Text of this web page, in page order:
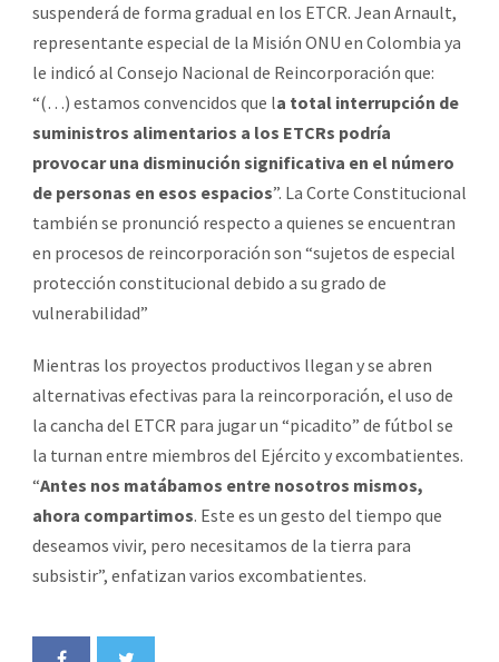
suspenderá de forma gradual en los ETCR. Jean Arnault,
representante especial de la Misión ONU en Colombia ya
le indicó al Consejo Nacional de Reincorporación que:
“(…) estamos convencidos que la total interrupción de
suministros alimentarios a los ETCRs podría
provocar una disminución significativa en el número
de personas en esos espacios”. La Corte Constitucional
también se pronunció respecto a quienes se encuentran
en procesos de reincorporación son “sujetos de especial
protección constitucional debido a su grado de
vulnerabilidad”
Mientras los proyectos productivos llegan y se abren
alternativas efectivas para la reincorporación, el uso de
la cancha del ETCR para jugar un “picadito” de fútbol se
la turnan entre miembros del Ejército y excombatientes.
“Antes nos matábamos entre nosotros mismos,
ahora compartimos. Este es un gesto del tiempo que
deseamos vivir, pero necesitamos de la tierra para
subsistir”, enfatizan varios excombatientes.